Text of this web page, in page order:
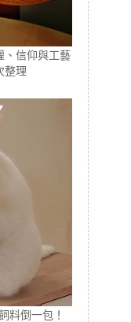
、信仰與工藝
整理
料倒一包！